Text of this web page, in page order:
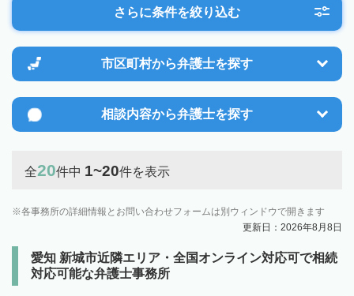
さらに条件を絞り込む
市区町村から弁護士を探す
相談内容から弁護士を探す
全20件中 1~20件を表示
各事務所の詳細情報とお問い合わせフォームは別ウィンドウで開きます
更新日：2026年8月8日
愛知 新城市近隣エリア・全国オンライン対応可で相続
対応可能な弁護士事務所